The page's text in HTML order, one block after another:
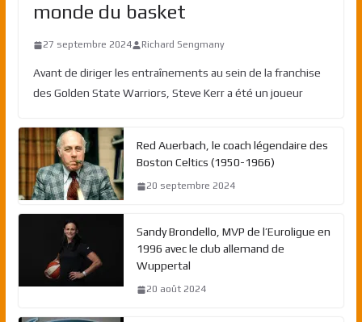
monde du basket
27 septembre 2024 Richard Sengmany
Avant de diriger les entraînements au sein de la franchise
des Golden State Warriors, Steve Kerr a été un joueur
Red Auerbach, le coach légendaire des
Boston Celtics (1950-1966)
20 septembre 2024
Sandy Brondello, MVP de l’Euroligue en
1996 avec le club allemand de
Wuppertal
20 août 2024